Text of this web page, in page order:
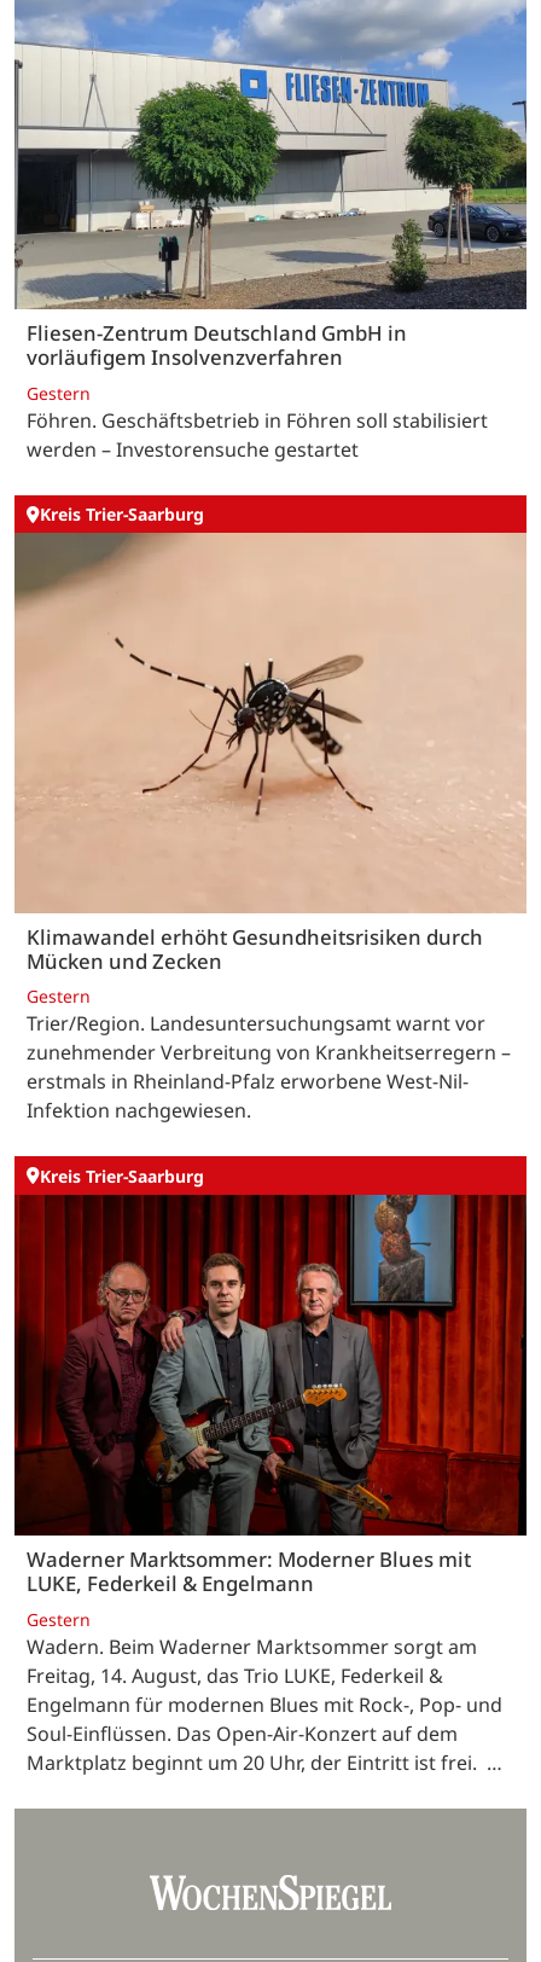
Fliesen-Zentrum Deutschland GmbH in
vorläufigem Insolvenzverfahren
Gestern
Föhren. Geschäftsbetrieb in Föhren soll stabilisiert
werden – Investorensuche gestartet
Kreis Trier-Saarburg
Klimawandel erhöht Gesundheitsrisiken durch
Mücken und Zecken
Gestern
Trier/Region. Landesuntersuchungsamt warnt vor
zunehmender Verbreitung von Krankheitserregern –
erstmals in Rheinland-Pfalz erworbene West-Nil-
Infektion nachgewiesen.
Kreis Trier-Saarburg
Waderner Marktsommer: Moderner Blues mit
LUKE, Federkeil & Engelmann
Gestern
Wadern. Beim Waderner Marktsommer sorgt am
Freitag, 14. August, das Trio LUKE, Federkeil &
Engelmann für modernen Blues mit Rock-, Pop- und
Soul-Einflüssen. Das Open-Air-Konzert auf dem
Marktplatz beginnt um 20 Uhr, der Eintritt ist frei. …